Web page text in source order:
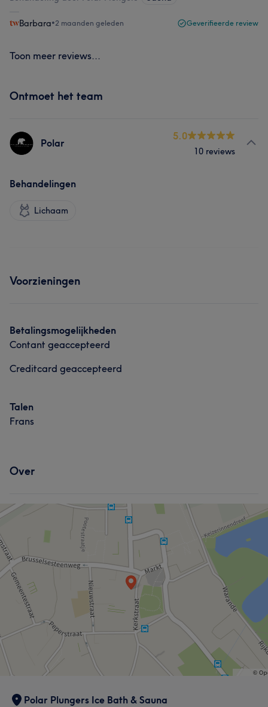
Barbara•2 maanden geleden Geverifieerde review
Toon meer reviews...
Ontmoet het team
Polar
5.0
10 reviews
Behandelingen
Lichaam
Voorzieningen
Betalingsmogelijkheden
Contant geaccepteerd
Creditcard geaccepteerd
Talen
Frans
Over
Polar Plungers Ice Bath & Sauna